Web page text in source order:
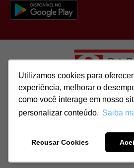
Utilizamos cookies para
experiência, melhorar o
como você interage em nosso
personalizar conteúdo. Saiba
Recusar Cookies
Utilizamos cookies para
experiência, melhorar o
como você interage em nosso
personalizar conteúdo. Saiba
Recusar Cookies
Todos os direitos reservados para:
51.417.293/0001-48 |